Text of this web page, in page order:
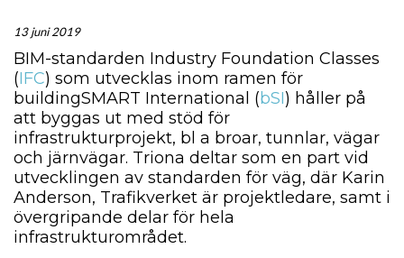
13 juni 2019
BIM-standarden Industry Foundation Classes
(IFC) som utvecklas inom ramen för
buildingSMART International (bSI) håller på
att byggas ut med stöd för
infrastrukturprojekt, bl a broar, tunnlar, vägar
och järnvägar. Triona deltar som en part vid
utvecklingen av standarden för väg, där Karin
Anderson, Trafikverket är projektledare, samt i
övergripande delar för hela
infrastrukturområdet.